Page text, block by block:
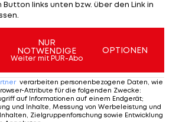
links unten bzw. über den Link in
NUR
NOTWENDIGE
Weiter mit PUR-Abo
OPTIONEN
verarbeiten personenbezogene Daten, wie
Attribute für die folgenden Zwecke:
auf Informationen auf einem Endgerät;
und Inhalte, Messung von Werbeleistung und
Zielgruppenforschung sowie Entwicklung